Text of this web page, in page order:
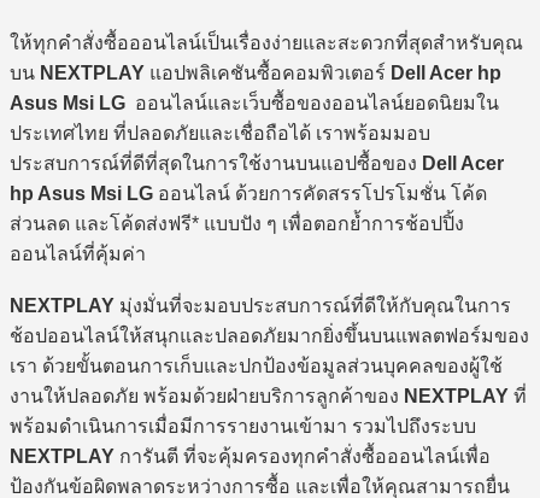
ให้ทุกคำสั่งซื้อออนไลน์เป็นเรื่องง่ายและสะดวกที่สุดสำหรับคุณ
บน NEXTPLAY แอปพลิเคชันซื้อคอมพิวเตอร์ Dell Acer hp
Asus Msi LG ออนไลน์และเว็บซื้อของออนไลน์ยอดนิยมใน
ประเทศไทย ที่ปลอดภัยและเชื่อถือได้ เราพร้อมมอบ
ประสบการณ์ที่ดีที่สุดในการใช้งานบนแอปซื้อของ Dell Acer
hp Asus Msi LG ออนไลน์ ด้วยการคัดสรรโปรโมชั่น โค้ด
ส่วนลด และโค้ดส่งฟรี* แบบปัง ๆ เพื่อตอกย้ำการช้อปปิ้ง
ออนไลน์ที่คุ้มค่า
NEXTPLAY มุ่งมั่นที่จะมอบประสบการณ์ที่ดีให้กับคุณในการ
ช้อปออนไลน์ให้สนุกและปลอดภัยมากยิ่งขึ้นบนแพลตฟอร์มของ
เรา ด้วยขั้นตอนการเก็บและปกป้องข้อมูลส่วนบุคคลของผู้ใช้
งานให้ปลอดภัย พร้อมด้วยฝ่ายบริการลูกค้าของ NEXTPLAY ที่
พร้อมดำเนินการเมื่อมีการรายงานเข้ามา รวมไปถึงระบบ
NEXTPLAY การันตี ที่จะคุ้มครองทุกคำสั่งซื้อออนไลน์เพื่อ
ป้องกันข้อผิดพลาดระหว่างการซื้อ และเพื่อให้คุณสามารถยื่น